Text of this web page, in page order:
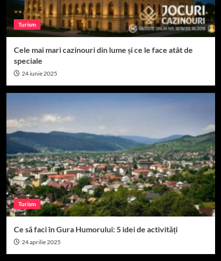
Turism
Cele mai mari cazinouri din lume și ce le face atât de
speciale
24 iunie 2025
Turism
Ce să faci în Gura Humorului: 5 idei de activități
24 aprilie 2025